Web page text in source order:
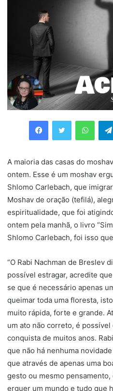
A maioria das casas do
ontem. Esse é um moshav
Shlomo Carlebach, que
Moshav de oração (tefilá),
espiritualidade, que foi
ontem pela manhã, o livro
Shlomo Carlebach, foi isso
“O Rabi Nachman de Breslev
possível estragar, acredite
se que é necessário apenas
queimar toda uma floresta,
muito rápida, forte e grande.
um ato não correto, é
conquista de muitos anos.
que não há nenhuma
que através de apenas uma
gesto ou mesmo
erguer um mundo e tudo que